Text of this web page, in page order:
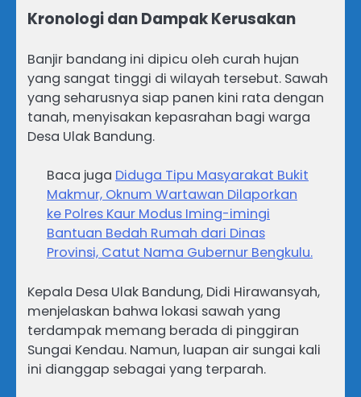
Kronologi dan Dampak Kerusakan
Banjir bandang ini dipicu oleh curah hujan
yang sangat tinggi di wilayah tersebut. Sawah
yang seharusnya siap panen kini rata dengan
tanah, menyisakan kepasrahan bagi warga
Desa Ulak Bandung.
Baca juga Diduga Tipu Masyarakat Bukit
Makmur, Oknum Wartawan Dilaporkan
ke Polres Kaur Modus Iming-imingi
Bantuan Bedah Rumah dari Dinas
Provinsi, Catut Nama Gubernur Bengkulu.
Kepala Desa Ulak Bandung, Didi Hirawansyah,
menjelaskan bahwa lokasi sawah yang
terdampak memang berada di pinggiran
Sungai Kendau. Namun, luapan air sungai kali
ini dianggap sebagai yang terparah.